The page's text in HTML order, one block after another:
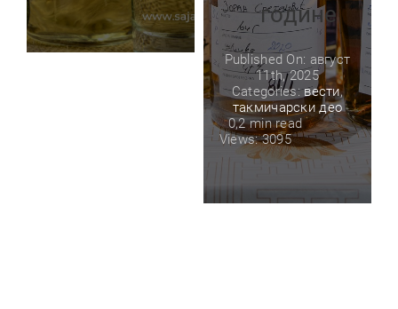
године
Published On: август
11th, 2025
Categories:вести,
такмичарски део
0,2 min read
Views: 3095